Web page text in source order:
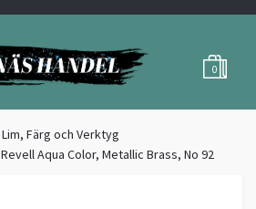
0
Lim, Färg och Verktyg
Revell Aqua Color, Metallic Brass, No 92